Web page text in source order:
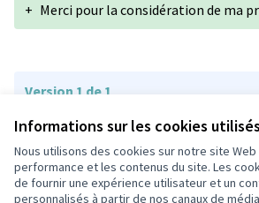
Informations sur les cookies
Nous utilisons des cookies sur notre site
performance et les contenus du site. Les
de fournir une expérience utilisateur et un
personnalisés à partir de nos canaux de
+ Merci pour la considération de ma
Version 1 de 1
Conditions d'utilisation
Paramètres des cookies
participons.colombes.fr sur Facebook